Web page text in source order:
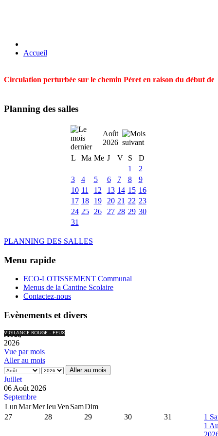
Accueil
Circulation perturbée sur le chemin Péret en raison du début
Planning des salles
Août
2026
L
Ma Me J V S
D
1
2
3
4 5 6 7 8
9
10 11 12 13 14 15 16
17 18 19 20 21 22 23
24 25 26 27 28 29 30
31
PLANNING DES SALLES
Menu rapide
ECO-LOTISSEMENT Communal
Menus de la Cantine Scolaire
Contactez-nous
Evènements et divers
VIGILANCE ROUGE - FEUX
Août,
2026
Vue par mois
Aller au mois
Aller au mois
Juillet
06 Août 2026
Septembre
LunMarMerJeuVen SamDim
27
28 29 30 31 1
1